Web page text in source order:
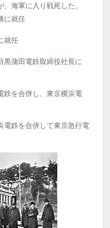
海軍に入り戦死した。
に就任
就任
蒲田電鉄取締役社長に
を合併し、東京横浜電
鉄を合併して東京急行電